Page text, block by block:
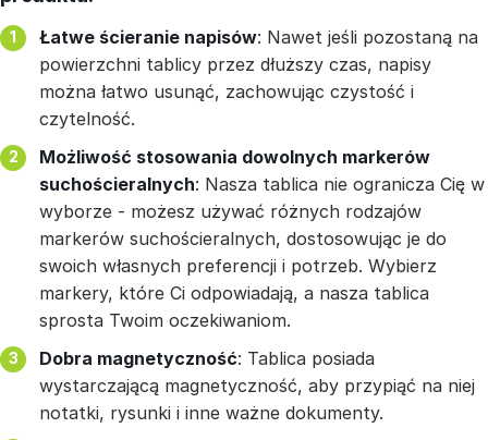
Łatwe ścieranie napisów: Nawet jeśli pozostaną na
powierzchni tablicy przez dłuższy czas, napisy
można łatwo usunąć, zachowując czystość i
czytelność.
Możliwość stosowania dowolnych markerów
suchościeralnych: Nasza tablica nie ogranicza Cię w
wyborze - możesz używać różnych rodzajów
markerów suchościeralnych, dostosowując je do
swoich własnych preferencji i potrzeb. Wybierz
markery, które Ci odpowiadają, a nasza tablica
sprosta Twoim oczekiwaniom.
Dobra magnetyczność: Tablica posiada
wystarczającą magnetyczność, aby przypiąć na niej
notatki, rysunki i inne ważne dokumenty.